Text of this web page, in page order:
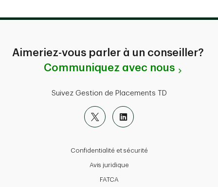
Aimeriez-vous parler à un conseiller?
Communiquez avec nous
Suivez Gestion de Placements TD
Confidentialité et sécurité
Avis juridique
FATCA